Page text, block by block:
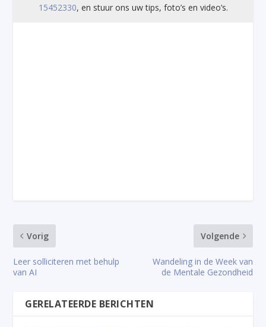
15452330, en stuur ons uw tips, foto’s en video’s.
Vorig
Leer solliciteren met behulp
van AI
Volgende
Wandeling in de Week van
de Mentale Gezondheid
GERELATEERDE BERICHTEN